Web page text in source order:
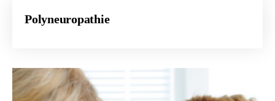
Polyneuropathie